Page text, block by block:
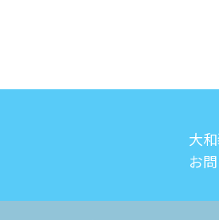
大
お